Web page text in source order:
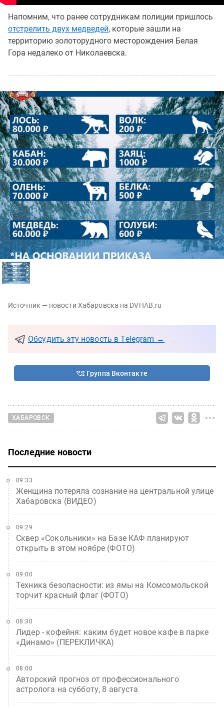
Напомним, что ранее сотрудникам полиции пришлось
отстрелить двух медведей, которые зашли на
территорию золоторудного месторождения Белая
Гора недалеко от Николаевска.
Источник — новости Хабаровска на DVHAB.ru
Обсудить эту новость в Telegram →
Группа Вконтакте
ХАБАРОВСК
Последние новости
Женщина потеряла сознание на центральной улице
Хабаровска (ВИДЕО)
09:33
Сквер «Сокольники» на Базе КАФ планируют
открыть в этом ноябре (ФОТО)
09:29
Техника безопасности: из ямы на Комсомольской
торчит красный флаг (ФОТО)
09:00
Лидер - кофейня: каким будет новое кафе в парке
«Динамо» (ПЕРЕКЛИЧКА)
08:30
Авторский прогноз от профессионального
астролога на субботу, 8 августа
08:00